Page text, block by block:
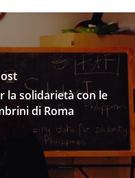
la solidarietà con le
di Roma